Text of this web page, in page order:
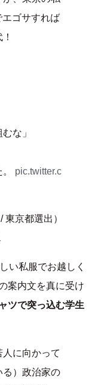
ゴサすれば
な」
pic.twitter.c
京都選出）
い私服でお越しく
案内文を真に受け
ツで突っ込む学生
に向かって
る）政治家の